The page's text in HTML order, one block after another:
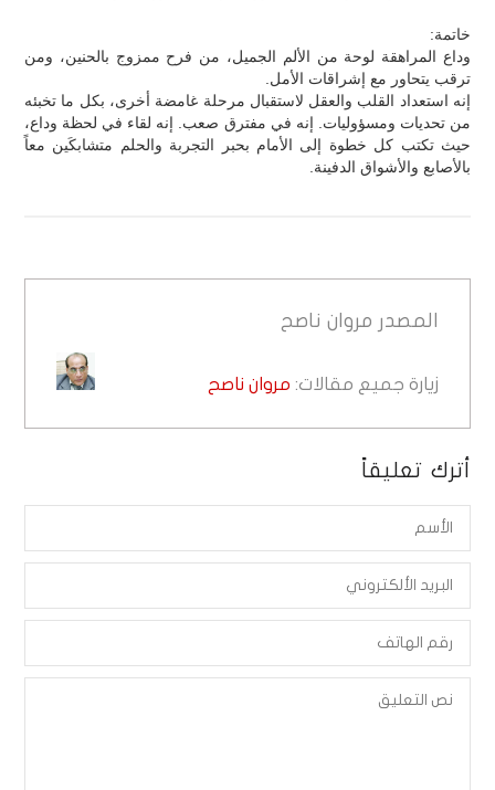
خاتمة:
وداع المراهقة لوحة من الألم الجميل، من فرح ممزوج بالحنين، ومن
ترقب يتحاور مع إشراقات الأمل.
إنه استعداد القلب والعقل لاستقبال مرحلة غامضة أخرى، بكل ما تخبئه
من تحديات ومسؤوليات. إنه في مفترق صعب. إنه لقاء في لحظة وداع،
حيث تكتب كل خطوة إلى الأمام بحبر التجربة والحلم متشابكَين معاً
بالأصابع والأشواق الدفينة.
المصدر مروان ناصح
زيارة جميع مقالات: مروان ناصح
أترك تعليقاً